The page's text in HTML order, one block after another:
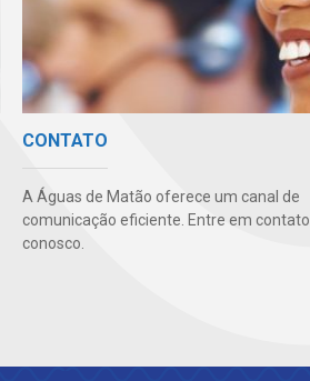
CONTATO
A Águas de Matão oferece um canal de
comunicação eficiente. Entre em contato
conosco.